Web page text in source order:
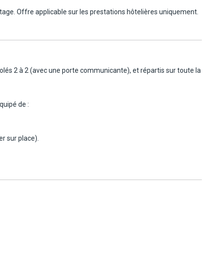
Offre applicable sur les prestations hôtelières uniquement.
2 à 2 (avec une porte communicante), et répartis sur toute la
de :
sur place).